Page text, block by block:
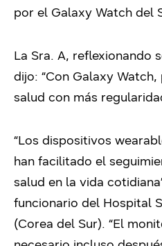
por el Galaxy Watch del
La Sra. A, reflexionando
dijo: “Con Galaxy
salud con más
“Los dispositivos
han facilitado el
salud en la vida
funcionario del Hospital
(Corea del Sur). “El